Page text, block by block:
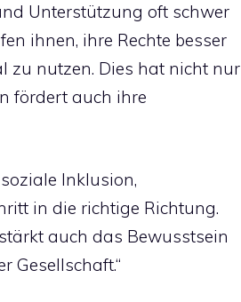
Unterstützung oft schwer
ihnen, ihre Rechte besser
zu nutzen. Dies hat nicht nur
fördert auch ihre
Inklusion,
in die richtige Richtung.
auch das Bewusstsein
Gesellschaft.“